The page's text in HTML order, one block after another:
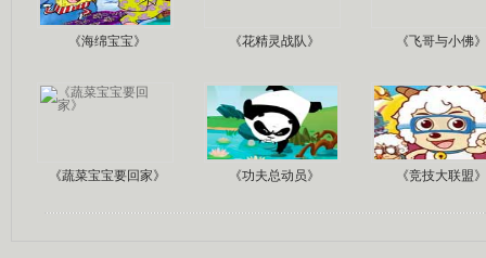
《海绵宝宝》 《花精灵战队》 《飞哥与小佛》
《蔬菜宝宝要回家》 《功夫总动员》 《竞技大联盟》